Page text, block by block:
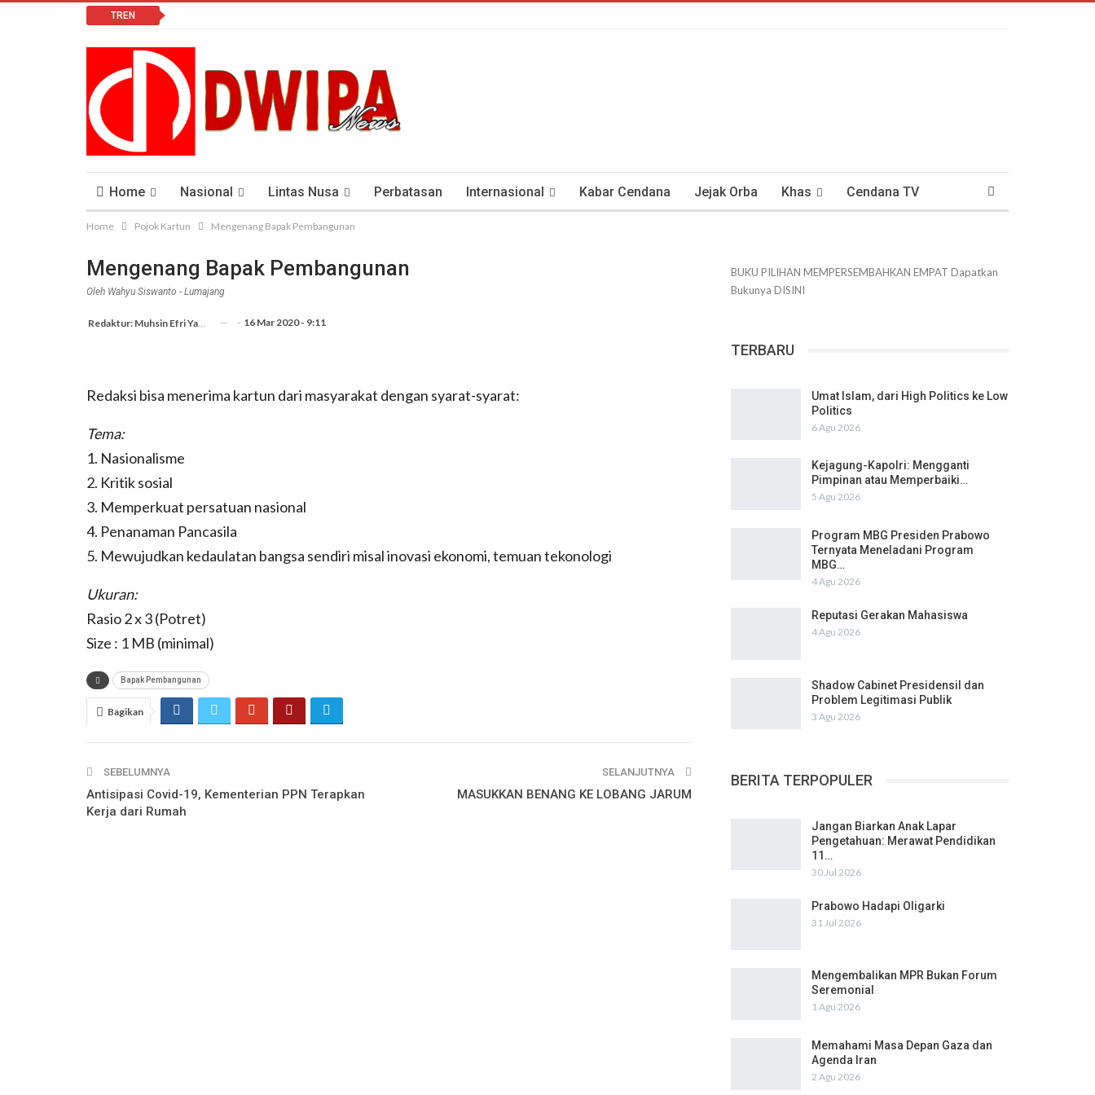
TREN
Home Nasional Lintas Nusa Perbatasan Internasional Kabar Cendana Jejak Orba Khas Cendana TV
Lomba Vlog Cendana News Peduli Kesehatan Antisipasi COVID-19
Home Pojok Kartun Mengenang Bapak Pembangunan
Mengenang Bapak Pembangunan
Oleh Wahyu Siswanto - Lumajang
- 16 Mar 2020 - 9:11
Redaksi bisa menerima kartun dari masyarakat dengan syarat-syarat:
Tema:
1. Nasionalisme
2. Kritik sosial
3. Memperkuat persatuan nasional
4. Penanaman Pancasila
5. Mewujudkan kedaulatan bangsa sendiri misal inovasi ekonomi, temuan tekonologi
Ukuran:
Rasio 2 x 3 (Potret)
Size : 1 MB (minimal)
Bapak Pembangunan
Bagikan
SEBELUMNYA
Antisipasi Covid-19, Kementerian PPN Terapkan
Kerja dari Rumah
SELANJUTNYA
MASUKKAN BENANG KE LOBANG JARUM
BUKU PILIHAN MEMPERSEMBAHKAN EMPAT Dapatkan
Bukunya DISINI
TERBARU
Umat Islam, dari High Politics ke Low
Politics
6 Agu 2026
Kejagung-Kapolri: Mengganti
Pimpinan atau Memperbaiki…
5 Agu 2026
Program MBG Presiden Prabowo
Ternyata Meneladani Program
MBG…
4 Agu 2026
Reputasi Gerakan Mahasiswa
4 Agu 2026
Shadow Cabinet Presidensil dan
Problem Legitimasi Publik
3 Agu 2026
BERITA TERPOPULER
Jangan Biarkan Anak Lapar
Pengetahuan: Merawat Pendidikan
11…
30 Jul 2026
Prabowo Hadapi Oligarki
31 Jul 2026
Mengembalikan MPR Bukan Forum
Seremonial
1 Agu 2026
Memahami Masa Depan Gaza dan
Agenda Iran
2 Agu 2026